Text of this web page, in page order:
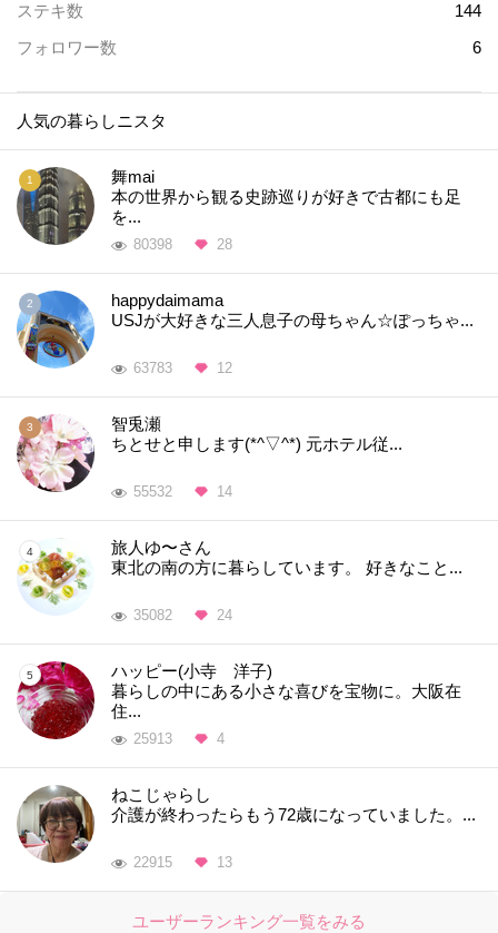
ステキ数
144
フォロワー数
6
人気の暮らしニスタ
舞mai
本の世界から観る史跡巡りが好きで古都にも足
を...
80398 28
happydaimama
USJが大好きな三人息子の母ちゃん☆ぽっちゃ...
63783 12
智兎瀬
ちとせと申します(*^▽^*) 元ホテル従...
55532 14
旅人ゆ〜さん
東北の南の方に暮らしています。 好きなこと...
35082 24
ハッピー(小寺 洋子)
暮らしの中にある小さな喜びを宝物に。大阪在
住...
25913 4
ねこじゃらし
介護が終わったらもう72歳になっていました。...
22915 13
ユーザーランキング一覧をみる